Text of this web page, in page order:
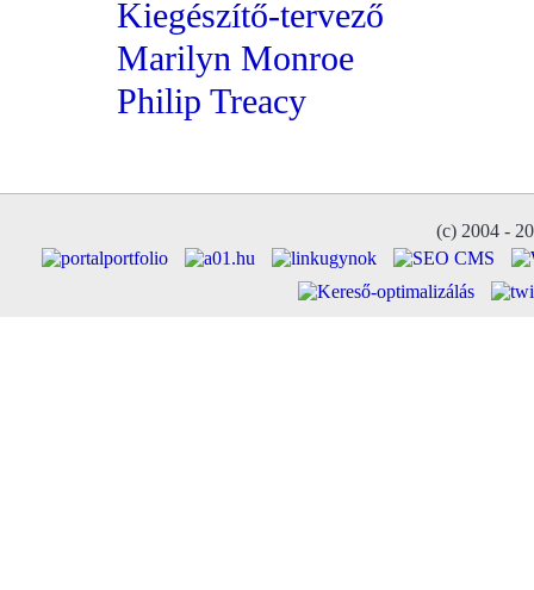
Kiegészítő-tervező
Marilyn Monroe
Philip Treacy
(c) 2004 -